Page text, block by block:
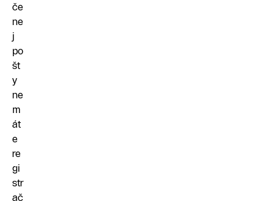
če
ne
j
po
št
y
ne
m
át
e
re
gi
str
ač